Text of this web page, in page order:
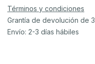
Términos y condiciones
Grantía de devolución de
Envío: 2-3 días hábiles